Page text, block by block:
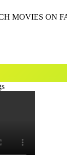
MOVIES ON